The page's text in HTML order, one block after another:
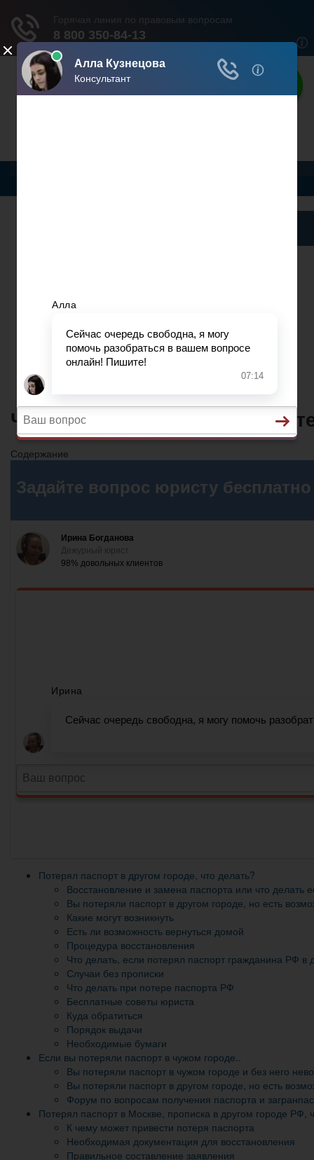
Ваши права
Автомобильное Право
Жилищное Право
Законы И Кодексы
Миграционное Право
Автомобильное Право
Что Делать Если Паспорт
Содержание
Потерял паспорт в другом городе, что делать?
Восстановление и замена паспорта или что
Вы потеряли паспорт в другом городе, но есть
Какие могут возникнуть
Есть ли возможность вернуться домой
Процедура восстановления
Что делать, если потерял паспорт гражданина РФ в
Случаи без прописки
Что делать при потере паспорта РФ
Бесплатные советы юриста
Куда обратиться
Порядок выдачи
Необходимые бумаги
Если вы потеряли паспорт в чужом городе..
Вы потеряли паспорт в чужом городе и без него
Вы потеряли паспорт в другом городе, но есть
Форум по вопросам получения паспорта и
Потерял паспорт в Москве, прописка в другом городе РФ,
К чему может привести потеря паспорта
Необходимая документация для восстановления
Правильное составление заявления